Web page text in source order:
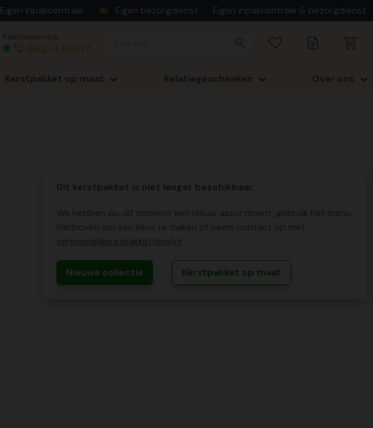
Eigen inpakcentrale Eigen bezorgdienst Eigen inpakcentrale & bezorgdienst
Klantenservice
0512 - 570 077
Kerstpakket op maat Relatiegeschenken Over ons
Dit kerstpakket is niet langer beschikbaar.
We hebben op dit moment een nieuw assortiment, gebruik het menu
hierboven om een keus te maken of neem contact op met
verkoop@kerstpakkettenxl.nl
Nieuwe collectie Kerstpakket op maat